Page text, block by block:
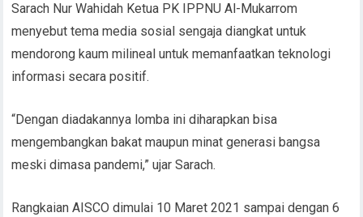
Sarach Nur Wahidah Ketua PK IPPNU Al-Mukarrom
menyebut tema media sosial sengaja diangkat untuk
mendorong kaum milineal untuk memanfaatkan teknologi
informasi secara positif.
“Dengan diadakannya lomba ini diharapkan bisa
mengembangkan bakat maupun minat generasi bangsa
meski dimasa pandemi,” ujar Sarach.
Rangkaian AISCO dimulai 10 Maret 2021 sampai dengan 6